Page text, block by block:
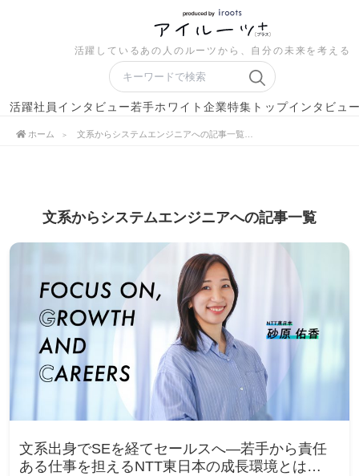
活躍しているあの人のルーツから、自分の未来を考える
活躍社員インタビュー若手ホワイト企業特集 トップインタビュ
ホーム
文系からシステムエンジニアへの記事一覧
文系出身でSEを経てセールスへ―若手から責任
ある仕事を担えるNTT東日本の成長環境とは…